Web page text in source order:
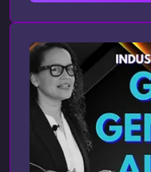
компьютерное
естественного
базе Azure AI,
OpenAI.О чём этот
как ус